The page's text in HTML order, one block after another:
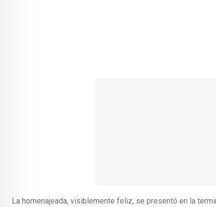
La homenajeada, visiblemente feliz, se presentó en la